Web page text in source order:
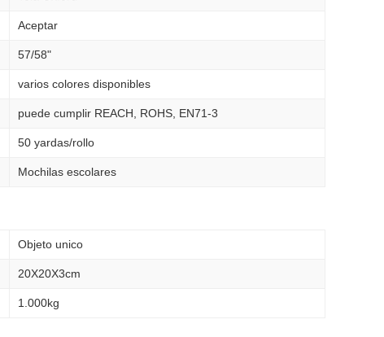
Aceptar
57/58"
varios colores disponibles
puede cumplir REACH, ROHS, EN71-3
50 yardas/rollo
Mochilas escolares
Objeto unico
20X20X3cm
1.000kg